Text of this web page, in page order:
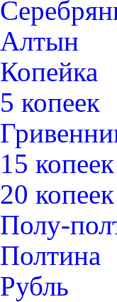
Алтын
Копейка
5 копеек
15 копеек
20 копеек
Полу-
Полтина
Рубль